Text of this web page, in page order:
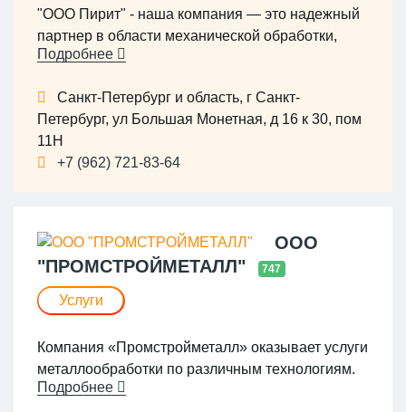
"ООО Пирит" - наша компания — это надежный
партнер в области механической обработки,
металлообработки и конструкторских работ.
оборудованием, что позволяет нам
обеспечивать высокое качество услуг и
соответствовать строгим стандартам отрасли.
Мы работаем с различными материалами,
клиентам готовые решения под ключ..
Подробнее
Санкт-Петербург и область, г Санкт-
Петербург, ул Большая Монетная, д 16 к 30, пом
11Н
+7 (962) 721-83-64
ООО
"ПРОМСТРОЙМЕТАЛЛ"
747
Услуги
Компания «Промстройметалл» оказывает услуги
металлообработки по различным технологиям.
Приглашаем к сотрудничеству частных
Подробнее